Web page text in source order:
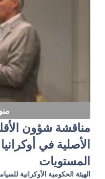
مناقشة شؤون
الأصلية في
المستويات
الهيئة الحكومية الأوكرانية